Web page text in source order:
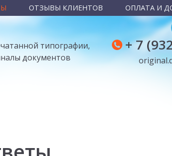
ОТЗЫВЫ КЛИЕНТОВ ОПЛАТА И
типографии,
документов
+ 7